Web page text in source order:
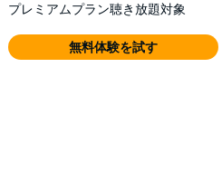
プレミアムプラン聴き放題対象
無料体験を試す